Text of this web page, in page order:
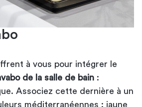
à vous pour intégrer le
de la salle de bain :
Associez cette dernière à un
méditerranéennes : jaune